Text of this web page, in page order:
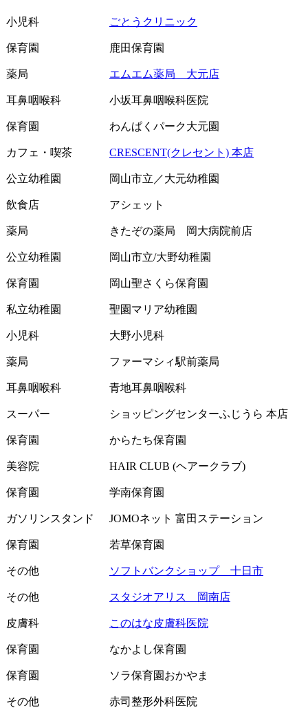
小児科 ごとうクリニック
保育園 鹿田保育園
薬局 エムエム薬局 大元店
耳鼻咽喉科 小坂耳鼻咽喉科医院
保育園 わんぱくパーク大元園
カフェ・喫茶 CRESCENT(クレセント) 本店
公立幼稚園 岡山市立／大元幼稚園
飲食店 アシェット
薬局 きたぞの薬局 岡大病院前店
公立幼稚園 岡山市立/大野幼稚園
保育園 岡山聖さくら保育園
私立幼稚園 聖園マリア幼稚園
小児科 大野小児科
薬局 ファーマシィ駅前薬局
耳鼻咽喉科 青地耳鼻咽喉科
スーパー ショッピングセンターふじうら 本店
保育園 からたち保育園
美容院 HAIR CLUB (ヘアークラブ)
保育園 学南保育園
ガソリンスタンド JOMOネット 富田ステーション
保育園 若草保育園
その他 ソフトバンクショップ 十日市
その他 スタジオアリス 岡南店
皮膚科 このはな皮膚科医院
保育園 なかよし保育園
保育園 ソラ保育園おかやま
その他 赤司整形外科医院